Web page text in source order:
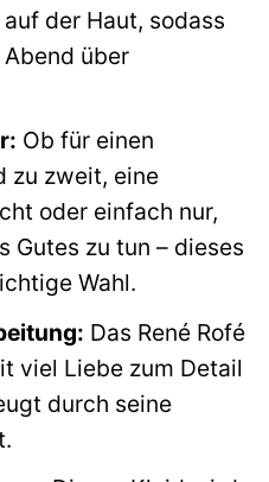
der Haut, sodass
über
Ob für einen
zu zweit, eine
oder einfach nur,
Gutes zu tun – dieses
Wahl.
Das René Rofé
viel Liebe zum Detail
durch seine